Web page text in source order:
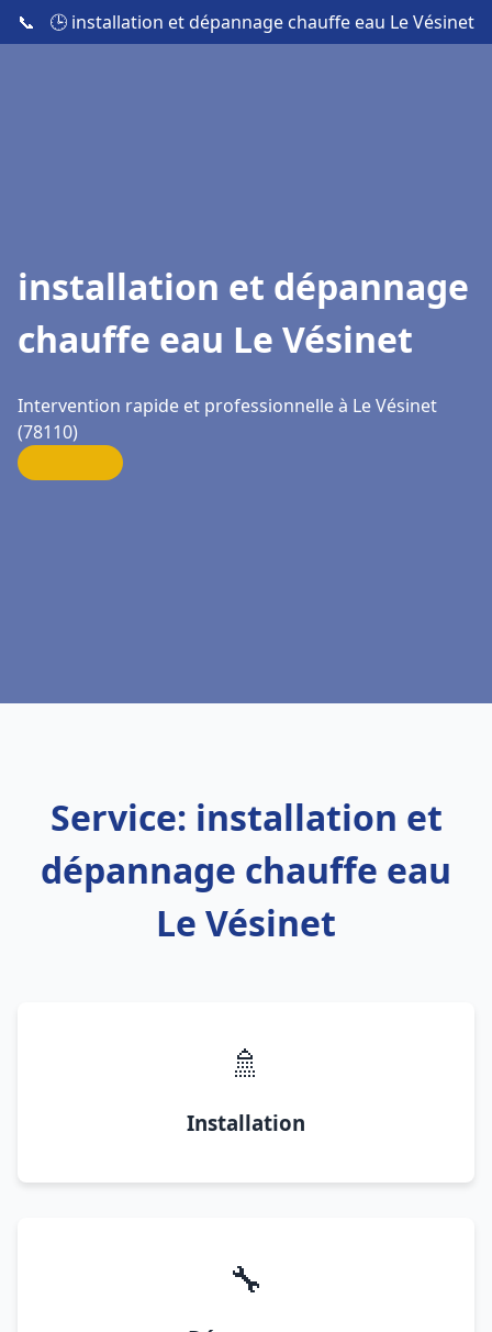
📞 🕒 installation et dépannage chauffe eau Le Vésinet
installation et dépannage
chauffe eau Le Vésinet
Intervention rapide et professionnelle à Le Vésinet
(78110)
Service: installation et
dépannage chauffe eau
Le Vésinet
🚿
Installation
🔧